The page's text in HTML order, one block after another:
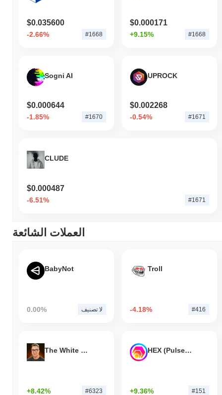
$0.035600
-2.66% #1668
$0.000171
+9.15% #1668
Sogni AI
$0.000644
-1.85% #1670
UPROCK
$0.002268
-0.54% #1671
CLUDE
$0.000487
-6.51% #1671
العملات الشائعة
BabyNot
0.00% لا تصنيف
Troll
-4.18% #416
The White Bull
+8.42% #6323
HEX (Pulsechain)
+9.36% #151